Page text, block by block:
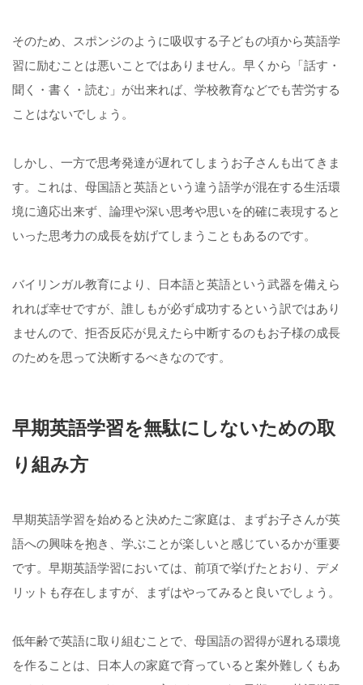
そのため、スポンジのように吸収する子どもの頃から英語学
習に励むことは悪いことではありません。早くから「話す・
聞く・書く・読む」が出来れば、学校教育などでも苦労する
ことはないでしょう。
しかし、一方で思考発達が遅れてしまうお子さんも出てきま
す。これは、母国語と英語という違う語学が混在する生活環
境に適応出来ず、論理や深い思考や思いを的確に表現すると
いった思考力の成長を妨げてしまうこともあるのです。
バイリンガル教育により、日本語と英語という武器を備えら
れれば幸せですが、誰しもが必ず成功するという訳ではあり
ませんので、拒否反応が見えたら中断するのもお子様の成長
のためを思って決断するべきなのです。
早期英語学習を無駄にしないための取
り組み方
早期英語学習を始めると決めたご家庭は、まずお子さんが英
語への興味を抱き、学ぶことが楽しいと感じているかが重要
です。早期英語学習においては、前項で挙げたとおり、デメ
リットも存在しますが、まずはやってみると良いでしょう。
低年齢で英語に取り組むことで、母国語の習得が遅れる環境
を作ることは、日本人の家庭で育っていると案外難しくもあ